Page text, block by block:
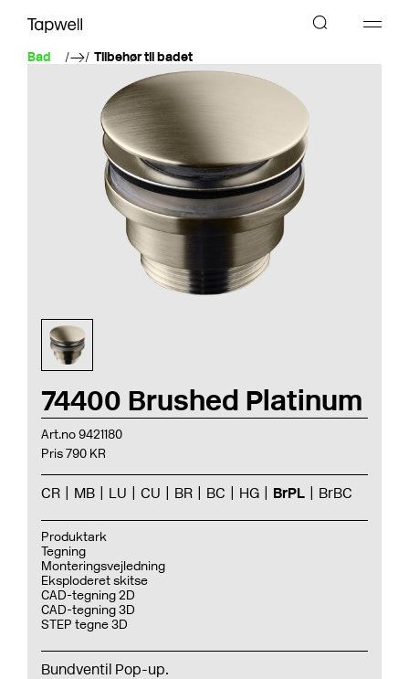
Bad Tilbehør til badet
74400 Brushed Platinum
Art.no 9421180
Pris 790 KR
CR MB LU CU BR BC HG BrPL BrBC
Produktark
Tegning
Monteringsvejledning
Eksploderet skitse
CAD-tegning 2D
CAD-tegning 3D
STEP tegne 3D
Bundventil Pop-up.